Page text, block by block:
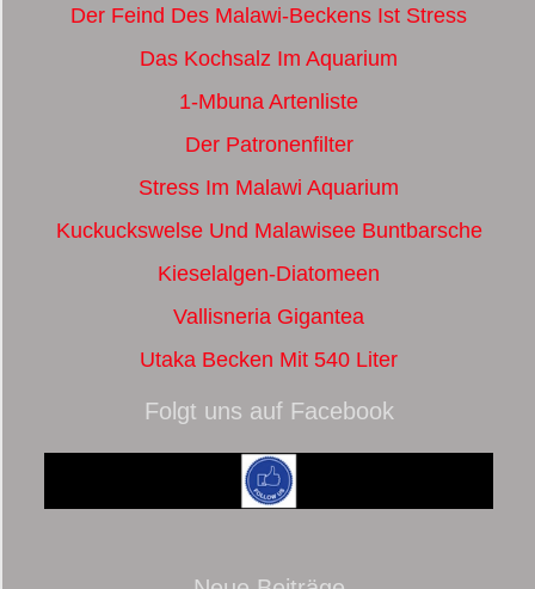
Der Feind Des Malawi-Beckens Ist Stress
Das Kochsalz Im Aquarium
1-Mbuna Artenliste
Der Patronenfilter
Stress Im Malawi Aquarium
Kuckuckswelse Und Malawisee Buntbarsche
Kieselalgen-Diatomeen
Vallisneria Gigantea
Utaka Becken Mit 540 Liter
Folgt uns auf Facebook